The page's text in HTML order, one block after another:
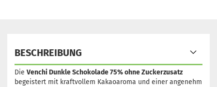
BESCHREIBUNG
Die Venchi Dunkle Schokolade 75% ohne Zuckerzusatz
begeistert mit kraftvollem Kakaoaroma und einer angenehm